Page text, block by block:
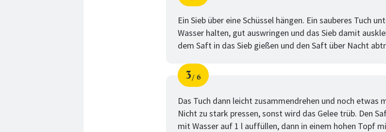
Schritt
von
Ein Sieb über eine Schüssel hängen. Ein sauberes Tuch
Wasser halten, gut auswringen und das Sieb damit
dem Saft in das Sieb gießen und den Saft über Nacht
Schritt
3
von
6
Das Tuch dann leicht zusammendrehen und noch etwas
Nicht zu stark pressen, sonst wird das Gelee trüb. Den
mit Wasser auf 1 l auffüllen, dann in einem hohen Topf